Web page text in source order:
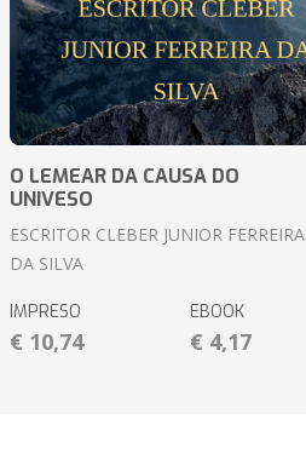
O LEMEAR DA CAUSA DO
UNIVESO
ESCRITOR CLEBER JUNIOR FERREIRA
DA SILVA
IMPRESO
€ 10,74
EBOOK
€ 4,17